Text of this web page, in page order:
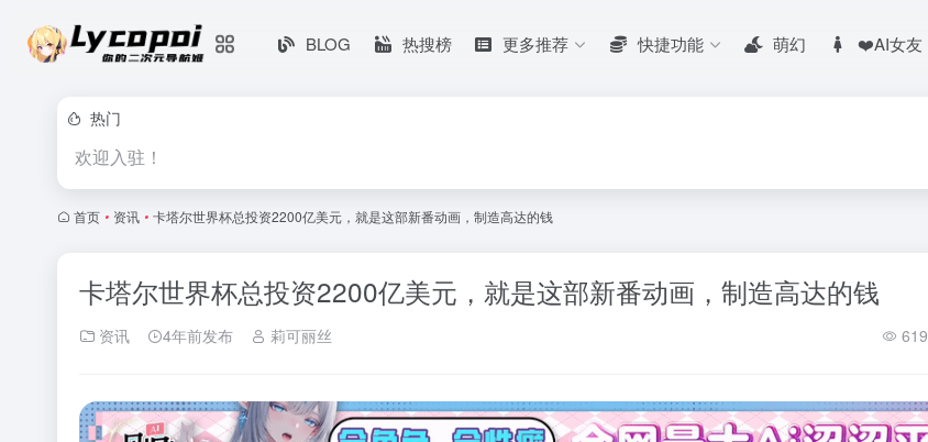
BLOG 热搜榜 更多推荐 快捷功能 萌幻 ❤️AI女友
热门
欢迎入驻！
首页 • 资讯 • 卡塔尔世界杯总投资2200亿美元，就是这部新番动画，制造高达的钱
卡塔尔世界杯总投资2200亿美元，就是这部新番动画，制造高达的钱
资讯 4年前发布 莉可丽丝 619